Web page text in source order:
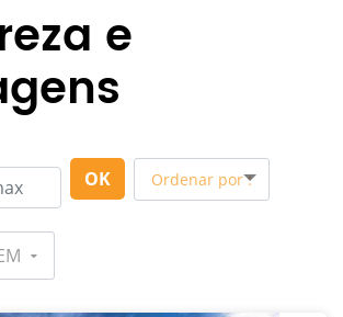
e
OK
Ordenar por :